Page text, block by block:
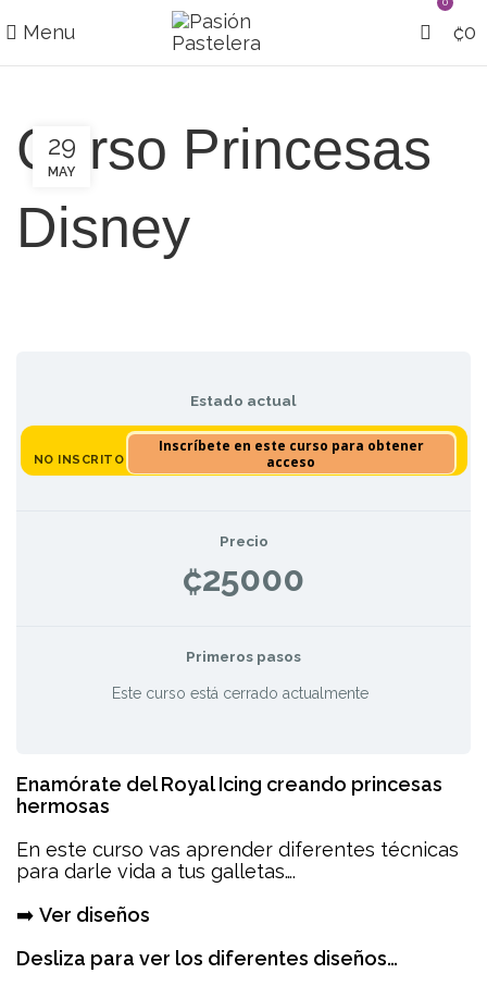
Menu
0
₡0
Curso Princesas
Disney
29
MAY
Estado actual
NO INSCRITO
Inscríbete en este curso para obtener
acceso
Precio
₡25000
Primeros pasos
Este curso está cerrado actualmente
Enamórate del Royal Icing creando princesas
hermosas
En este curso vas aprender diferentes técnicas
para darle vida a tus galletas….
➡️ Ver diseños
Desliza para ver los diferentes diseños…